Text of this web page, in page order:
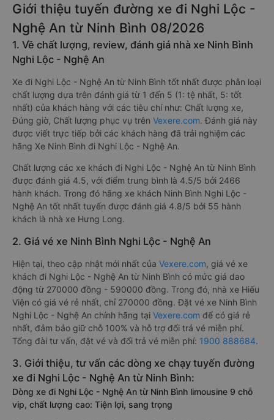
Giới thiệu tuyến đường xe đi Nghi Lộc -
Nghệ An từ Ninh Bình 08/2026
1. Về chất lượng, review, đánh giá nhà xe Ninh Bình
Nghi Lộc - Nghệ An
Xe đi Nghi Lộc - Nghệ An từ Ninh Bình tốt nhất được phân loại
chất lượng dựa trên đánh giá từ 1 đến 5 (1: tệ nhất, 5: tốt
nhất) của khách hàng với các tiêu chí như: Chất lượng xe,
Đúng giờ, Chất lượng phục vụ trên Vexere.com. Đánh giá này
được viết trực tiếp bởi các khách hàng đã trải nghiệm các
hãng Xe Ninh Bình đi Nghi Lộc - Nghệ An.
Chất lượng các xe khách đi Nghi Lộc - Nghệ An từ Ninh Bình
được đánh giá 4.5, với điểm trung bình là 4.5/5 bởi 2466
hành khách. Trong đó hãng xe khách Ninh Bình Nghi Lộc -
Nghệ An tốt nhất tuyến được đánh giá 4.8/5 bởi 55 hành
khách là nhà xe Hưng Long.
2. Giá vé xe Ninh Bình Nghi Lộc - Nghệ An
Hiện tại, theo cập nhật mới nhất của Vexere.com, giá vé xe
khách đi Nghi Lộc - Nghệ An từ Ninh Bình có mức giá dao
động từ 270000 đồng - 590000 đồng. Trong đó, nhà xe Hiếu
Viện có giá vé rẻ nhất, chỉ 270000 đồng. Đặt vé xe Ninh Bình
Nghi Lộc - Nghệ An chính hãng tại Vexere.com để có giá rẻ
nhất, đảm bảo giữ chỗ 100% và hỗ trợ đổi trả vé miễn phí.
Tổng đài tư vấn, đặt vé và đổi trả vé miễn phí: 1900 888684.
3. Giới thiệu, tư vấn các dòng xe chạy tuyến đường
xe đi Nghi Lộc - Nghệ An từ Ninh Bình:
Dòng xe đi Nghi Lộc - Nghệ An từ Ninh Bình limousine 9 chỗ
vip, chất lượng cao: Tiện lợi, sang trọng